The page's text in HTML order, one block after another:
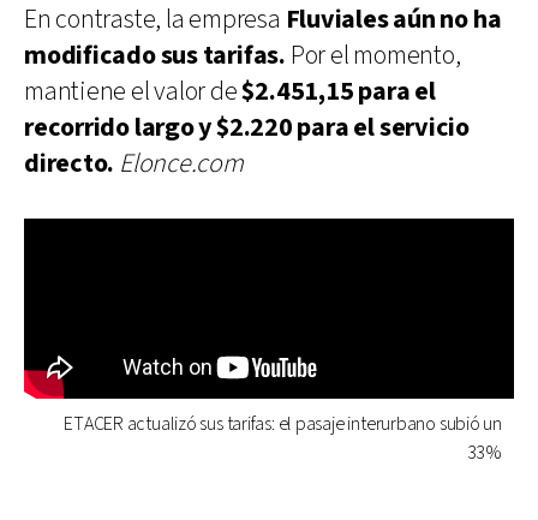
En contraste, la empresa Fluviales aún no ha
modificado sus tarifas. Por el momento,
mantiene el valor de$2.451,15 para el
recorrido largo y $2.220 para el servicio
directo. Elonce.com
ETACER actualizó sus tarifas: el pasaje interurbano subió un
33%